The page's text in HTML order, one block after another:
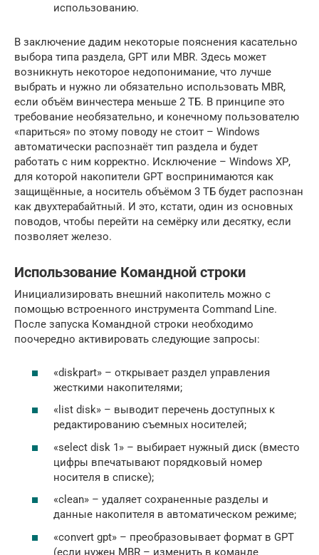
использованию.
В заключение дадим некоторые пояснения касательно
выбора типа раздела, GPT или MBR. Здесь может
возникнуть некоторое недопонимание, что лучше
выбрать и нужно ли обязательно использовать MBR,
если объём винчестера меньше 2 ТБ. В принципе это
требование необязательно, и конечному пользователю
«париться» по этому поводу не стоит – Windows
автоматически распознаёт тип раздела и будет
работать с ним корректно. Исключение – Windows ХР,
для которой накопители GPT воспринимаются как
защищённые, а носитель объёмом 3 ТБ будет распознан
как двухтерабайтный. И это, кстати, один из основных
поводов, чтобы перейти на семёрку или десятку, если
позволяет железо.
Использование Командной строки
Инициализировать внешний накопитель можно с
помощью встроенного инструмента Command Line.
После запуска Командной строки необходимо
поочередно активировать следующие запросы:
«diskpart» – открывает раздел управления
жесткими накопителями;
«list disk» – выводит перечень доступных к
редактированию съемных носителей;
«select disk 1» – выбирает нужный диск (вместо
цифры впечатывают порядковый номер
носителя в списке);
«clean» – удаляет сохраненные разделы и
данные накопителя в автоматическом режиме;
«convert gpt» – преобразовывает формат в GPT
(если нужен MBR – изменить в команде